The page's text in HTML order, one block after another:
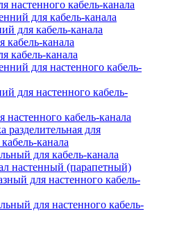
настенного кабель-канала
для кабель-канала
для кабель-канала
кабель-канала
кабель-канала
для настенного кабель-
для настенного кабель-
настенного кабель-канала
разделительная для
канала
для кабель-канала
настенный (парапетный)
для настенного кабель-
для настенного кабель-